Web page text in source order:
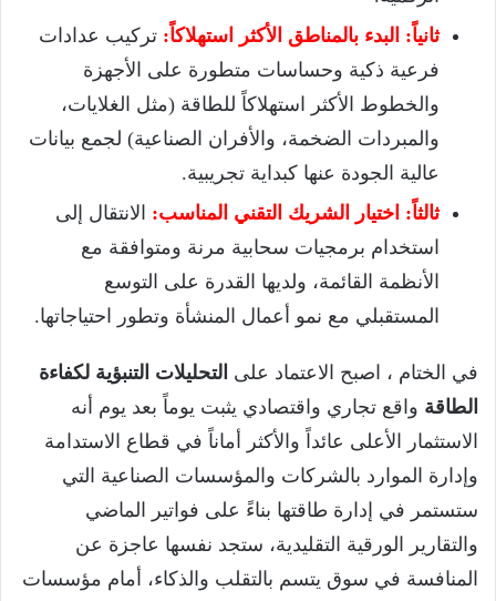
ثانياً: البدء بالمناطق الأكثر استهلاكاً: تركيب عدادات
فرعية ذكية وحساسات متطورة على الأجهزة
والخطوط الأكثر استهلاكاً للطاقة (مثل الغلايات،
والمبردات الضخمة، والأفران الصناعية) لجمع بيانات
عالية الجودة عنها كبداية تجريبية.
ثالثاً: اختيار الشريك التقني المناسب: الانتقال إلى
استخدام برمجيات سحابية مرنة ومتوافقة مع
الأنظمة القائمة، ولديها القدرة على التوسع
المستقبلي مع نمو أعمال المنشأة وتطور احتياجاتها.
في الختام ، اصبح الاعتماد على التحليلات التنبؤية لكفاءة
الطاقة واقع تجاري واقتصادي يثبت يوماً بعد يوم أنه
الاستثمار الأعلى عائداً والأكثر أماناً في قطاع الاستدامة
وإدارة الموارد بالشركات والمؤسسات الصناعية التي
ستستمر في إدارة طاقتها بناءً على فواتير الماضي
والتقارير الورقية التقليدية، ستجد نفسها عاجزة عن
المنافسة في سوق يتسم بالتقلب والذكاء، أمام مؤسسات